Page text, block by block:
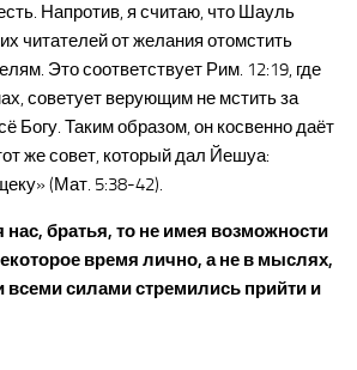
Напротив, я считаю, что Шауль
читателей от желания отомстить
Это соответствует Рим. 12:19, где
советует верующим не мстить за
Богу. Таким образом, он косвенно даёт
же совет, который дал Йешуа:
(Мат. 5:38-42).
нас, братья, то не имея возможности
время лично, а не в мыслях,
всеми силами стремились прийти и